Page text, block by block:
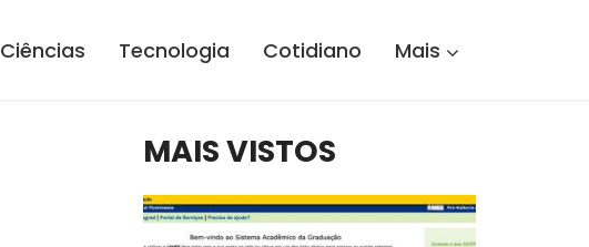
Ciências Tecnologia Cotidiano Mais
MAIS VISTOS